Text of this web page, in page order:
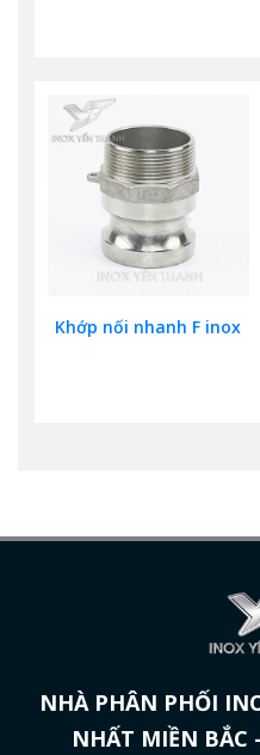
Khớp nối nhanh F inox
NHÀ PHÂN PHỐI
NHẤT MIỀN BẮC